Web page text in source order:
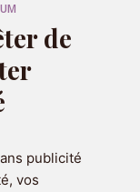
de
publicité
vos